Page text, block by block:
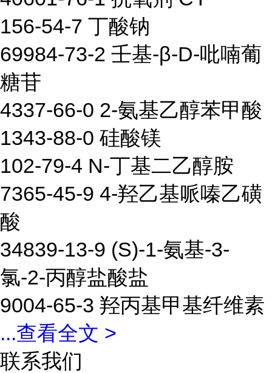
156-54-7 丁酸钠
69984-73-2 壬基-β-D-吡喃葡
糖苷
4337-66-0 2-氨基乙醇苯甲酸
1343-88-0 硅酸镁
102-79-4 N-丁基二乙醇胺
7365-45-9 4-羟乙基哌嗪乙磺
酸
34839-13-9 (S)-1-氨基-3-
氯-2-丙醇盐酸盐
9004-65-3 羟丙基甲基纤维素
...查看全文 >
联系我们